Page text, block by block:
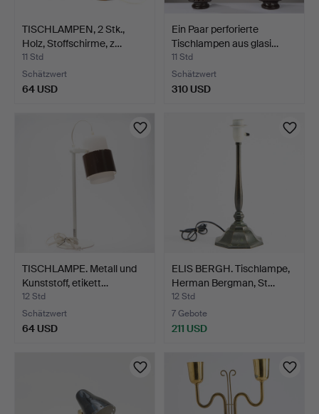
TISCHLAMPEN, 2 Stk.,
Holz, Stoffschirme, z…
11 Std
Schätzwert
64 USD
Ein Paar perforierte
Tischlampen aus glasi…
11 Std
Schätzwert
310 USD
TISCHLAMPE. Metall und
Kunststoff, etikett…
12 Std
Schätzwert
64 USD
ELIS BERGH. Tischlampe,
Herman Bergman, St…
12 Std
7 Gebote
211 USD